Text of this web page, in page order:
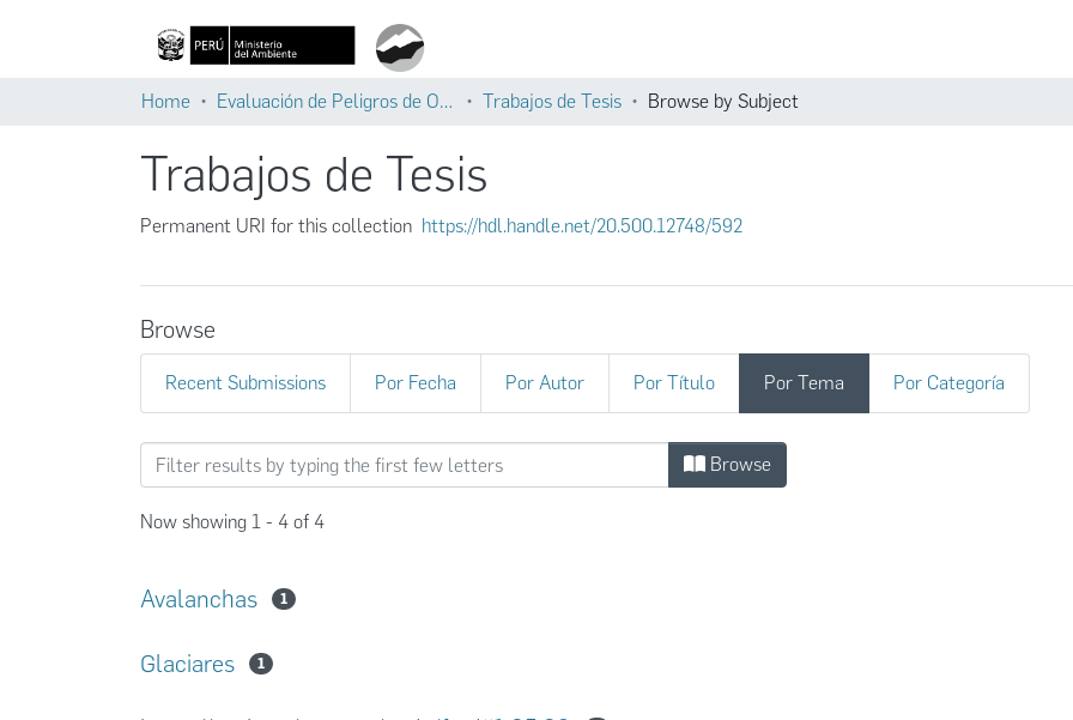
Home Evaluación de Peligros de Origen Glaciar Trabajos de Tesis Browse by Subject
Trabajos de Tesis
Permanent URI for this collection https://hdl.handle.net/20.500.12748/592
Browse
Recent Submissions Por Fecha Por Autor Por Título Por Tema Por Categoría
Browsing Trabajos de Tesis by Subject Browse
Now showing 1 - 4 of 4
Avalanchas 1
Glaciares 1